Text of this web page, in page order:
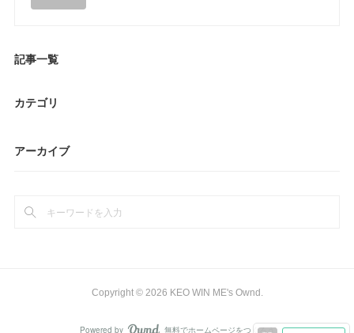
記事一覧
カテゴリ
アーカイブ
Copyright © 2026 KEO WIN ME's Ownd .
Powered by 無料でホームページをつくろう